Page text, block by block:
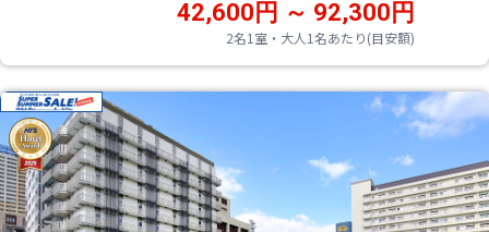
2名1室・大人1名あたり(目安額)
42,600円 ～ 92,300円